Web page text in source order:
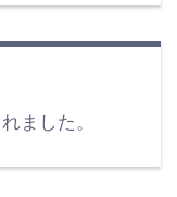
ました。